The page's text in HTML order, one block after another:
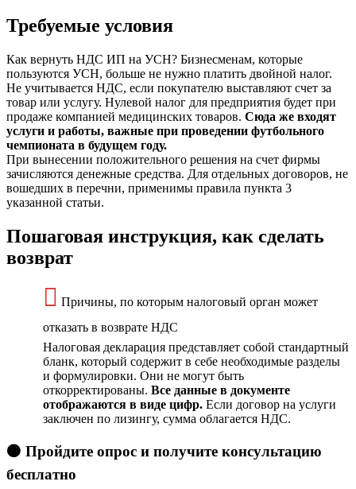
Требуемые условия
Как вернуть НДС ИП на УСН? Бизнесменам, которые
пользуются УСН, больше не нужно платить двойной налог.
Не учитывается НДС, если покупателю выставляют счет за
товар или услугу. Нулевой налог для предприятия будет при
продаже компанией медицинских товаров. Сюда же входят
услуги и работы, важные при проведении футбольного
чемпионата в будущем году.
При вынесении положительного решения на счет фирмы
зачисляются денежные средства. Для отдельных договоров, не
вошедших в перечни, применимы правила пункта 3
указанной статьи.
Пошаговая инструкция, как сделать
возврат
Причины, по которым налоговый орган может
отказать в возврате НДС
Налоговая декларация представляет собой стандартный
бланк, который содержит в себе необходимые разделы
и формулировки. Они не могут быть
откорректированы. Все данные в документе
отображаются в виде цифр. Если договор на услуги
заключен по лизингу, сумма облагается НДС.
🟠 Пройдите опрос и получите консультацию
бесплатно